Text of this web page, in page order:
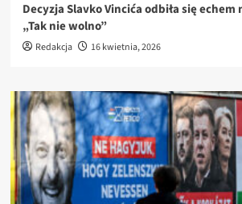
Decyzja Slavko Vincića odbiła się echem
„Tak nie wolno”
Redakcja 16 kwietnia, 2026